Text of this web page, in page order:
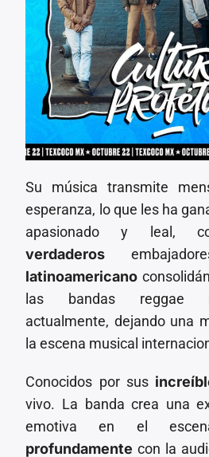
Su música transmite
esperanza, lo que les ha
apasionado y leal,
verdaderos
latinoamericano
las bandas reggae
actualmente, dejando una
la escena musical
Conocidos por sus
vivo. La banda crea una
emotiva en el
profundamente con la